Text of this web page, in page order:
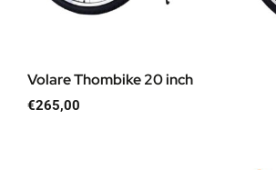
Volare Thombike 20 inch
€265,00